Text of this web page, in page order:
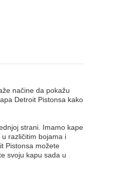
načine da pokažu
Detroit Pistonsa kako
strani. Imamo kape
različitim bojama i
Pistonsa možete
svoju kapu sada u